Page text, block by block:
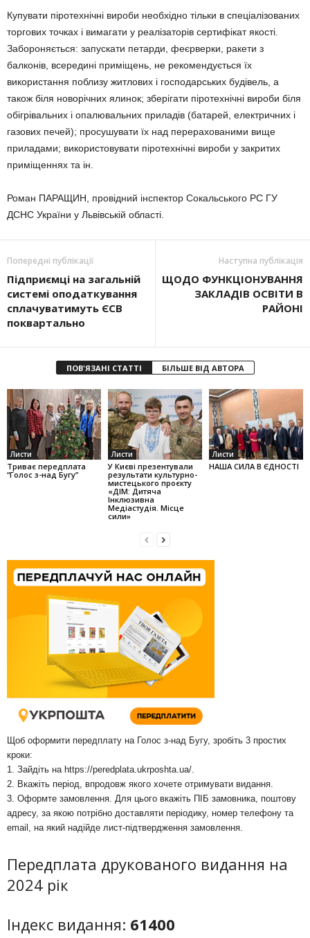
Купувати піротехнічні вироби необхідно тільки в спеціалізованих
торгових точках і вимагати у реалізаторів сертифікат якості.
Забороняється: запускати петарди, феєрверки, ракети з
балконів, всередині приміщень, не рекомендується їх
використання поблизу житлових і господарських будівель, а
також біля новорічних ялинок; зберігати піротехнічні вироби біля
обігрівальних і опалювальних приладів (батарей, електричних і
газових печей); просушувати їх над перерахованими вище
приладами; використовувати піротехнічні вироби у закритих
приміщеннях та ін.
Роман ПАРАЩИН, провідний інспектор Сокальського РС ГУ
ДСНС України у Львівській області.
Попередні публікації
Підприємці на загальній
системі оподаткування
сплачуватимуть ЄСВ
поквартально
Наступна публікація
ЩОДО ФУНКЦІОНУВАННЯ
ЗАКЛАДІВ ОСВІТИ В
РАЙОНІ
ПОВ'ЯЗАНІ СТАТТІ БІЛЬШЕ ВІД АВТОРА
Листи
Триває передплата
“Голос з-над Бугу”
Листи
У Києві презентували
результати культурно-
мистецького проєкту
«ДІМ: Дитяча
Інклюзивна
Медіастудія. Місце
сили»
Листи
НАША СИЛА В ЄДНОСТІ
Щоб оформити передплату на Голос з-над Бугу, зробіть 3 простих
кроки:
1. Зайдіть на https://peredplata.ukrposhta.ua/
2. Вкажіть період, впродовж якого хочете отримувати видання.
3. Оформте замовлення. Для цього вкажіть ПІБ замовника, поштову
адресу, за якою потрібно доставляти періодику, номер телефону та
email, на який надійде лист-підтвердження замовлення.
Передплата друкованого видання на
2024 рік
Індекс видання: 61400